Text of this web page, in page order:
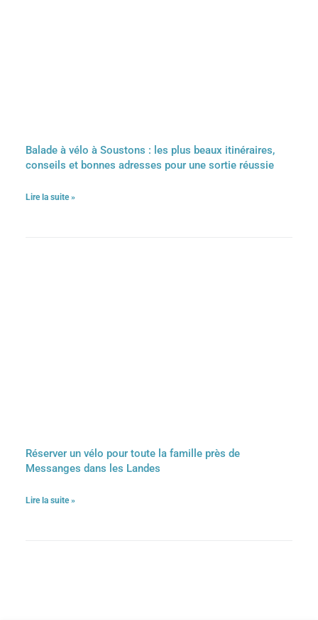
Balade à vélo à Soustons : les plus beaux itinéraires,
conseils et bonnes adresses pour une sortie réussie
Lire la suite »
Réserver un vélo pour toute la famille près de
Messanges dans les Landes
Lire la suite »